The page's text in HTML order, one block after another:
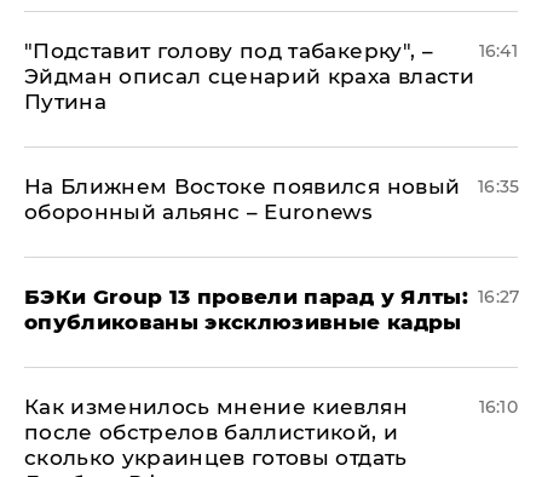
​"Подставит голову под табакерку", –
Эйдман описал сценарий краха власти
Путина
16:41
На Ближнем Востоке появился новый
оборонный альянс – Euronews
16:35
​БЭКи Group 13 провели парад у Ялты:
опубликованы эксклюзивные кадры
16:27
Как изменилось мнение киевлян
после обстрелов баллистикой, и
сколько украинцев готовы отдать
16:10